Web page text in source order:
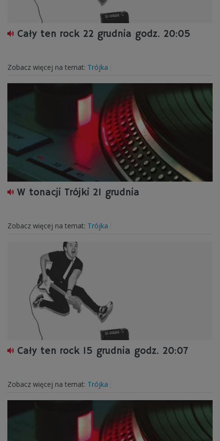
Cały ten rock 22 grudnia godz. 20:05
Zobacz więcej na temat: Trójka
W tonacji Trójki 21 grudnia
Zobacz więcej na temat: Trójka
Cały ten rock 15 grudnia godz. 20:07
Zobacz więcej na temat: Trójka